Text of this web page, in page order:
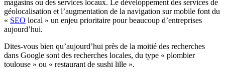
magasins ou des services locaux. Le développement des services de
géolocalisation et l’augmentation de la navigation sur mobile font du
« SEO local » un enjeu prioritaire pour beaucoup d’entreprises
aujourd’hui.
Dites-vous bien qu’aujourd’hui près de la moitié des recherches
dans Google sont des recherches locales, du type « plombier
toulouse » ou « restaurant de sushi lille ».